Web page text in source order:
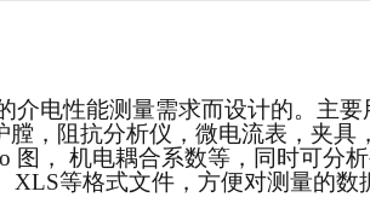
电性能测量需求而设计的。 主要
，阻抗分析仪，微电流表，夹具
图， 机电耦合系数等，同时可分
等格式文件，方便对测量的数